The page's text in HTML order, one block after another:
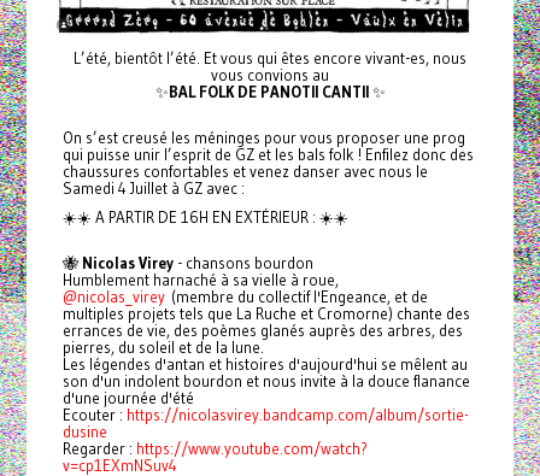
L’été, bientôt l’été. Et vous qui êtes encore vivant-es, nous
vous convions au
✨BAL FOLK DE PANOTII CANTII✨
On s’est creusé les méninges pour vous proposer une prog
qui puisse unir l’esprit de GZ et les bals folk ! Enfilez donc des
chaussures confortables et venez danser avec nous le
Samedi 4 Juillet à GZ avec :
☀️☀️ A PARTIR DE 16H EN EXTÉRIEUR : ☀️☀️
🐝Nicolas Virey- chansons bourdon
Humblement harnaché à sa vielle à roue,
@nicolas_virey(membre du collectif l'Engeance, et de
multiples projets tels que La Ruche et Cromorne) chante des
errances de vie, des poèmes glanés auprès des arbres, des
pierres, du soleil et de la lune.
Les légendes d'antan et histoires d'aujourd'hui se mêlent au
son d'un indolent bourdon et nous invite à la douce flanance
d'une journée d'été
Ecouter : https://nicolasvirey.bandcamp.com/album/sortie-
dusine
Regarder : https://www.youtube.com/watch?
v=cp1EXmNSuv4